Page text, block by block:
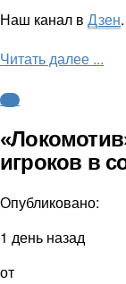
Наш канал в Дзен
Читать далее ...
КХЛ
игроков в
Опубликовано:
1 день назад
от